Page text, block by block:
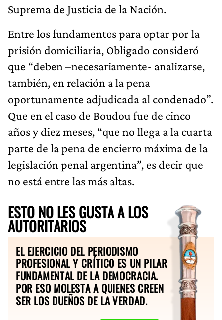
Suprema de Justicia de la Nación.
Entre los fundamentos para optar por la
prisión domiciliaria, Obligado consideró
que “deben –necesariamente- analizarse,
también, en relación a la pena
oportunamente adjudicada al condenado”.
Que en el caso de Boudou fue de cinco
años y diez meses, “que no llega a la cuarta
parte de la pena de encierro máxima de la
legislación penal argentina”, es decir que
no está entre las más altas.
ESTO NO LES GUSTA A LOS
AUTORITARIOS
EL EJERCICIO DEL PERIODISMO
PROFESIONAL Y CRÍTICO ES UN PILAR
FUNDAMENTAL DE LA DEMOCRACIA.
POR ESO MOLESTA A QUIENES CREEN
SER LOS DUEÑOS DE LA VERDAD.